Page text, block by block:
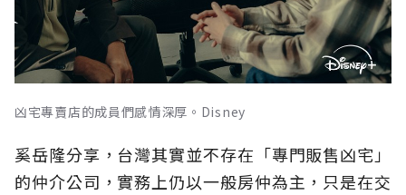
凶宅專賣店的成員們感情深厚。Disney
奚岳隆分享，台灣其實並不存在「專門販售凶宅」
的仲介公司，實務上仍以一般房仲為主，只是在交